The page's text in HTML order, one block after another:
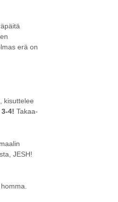
erä on
kisuttelee
3-4! Takaa-
JESH!